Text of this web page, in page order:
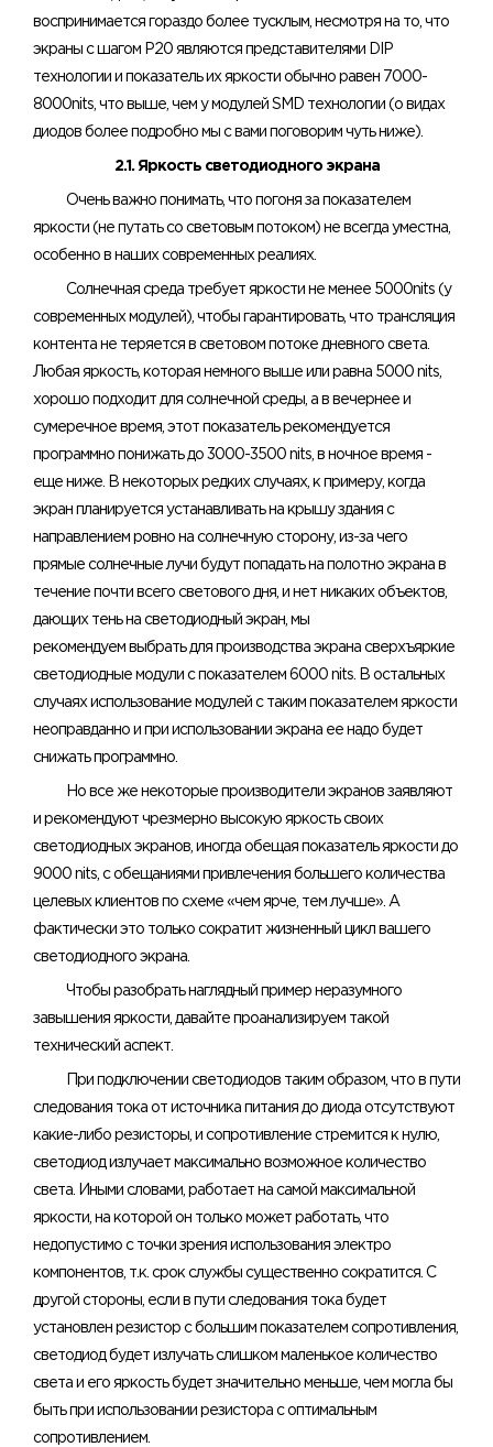
воспринимается гораздо более тусклым, несмотря на то, что
экраны с шагом Р20 являются представителями DIP
технологии и показатель их яркости обычно равен 7000-
8000nits, что выше, чем у модулей SMD технологии (о видах
диодов более подробно мы с вами поговорим чуть ниже).
2.1. Яркость светодиодного экрана
Очень важно понимать, что погоня за показателем
яркости (не путать со световым потоком) не всегда уместна,
особенно в наших современных реалиях.
Солнечная среда требует яркости не менее 5000nits (у
современных модулей), чтобы гарантировать, что трансляция
контента не теряется в световом потоке дневного света.
Любая яркость, которая немного выше или равна 5000 nits,
хорошо подходит для солнечной среды, а в вечернее и
сумеречное время, этот показатель рекомендуется
программно понижать до 3000-3500 nits, в ночное время -
еще ниже. В некоторых редких случаях, к примеру, когда
экран планируется устанавливать на крышу здания с
направлением ровно на солнечную сторону, из-за чего
прямые солнечные лучи будут попадать на полотно экрана в
течение почти всего светового дня, и нет никаких объектов,
дающих тень на светодиодный экран, мы
рекомендуем выбрать для производства экрана сверхъяркие
светодиодные модули с показателем 6000 nits. В остальных
случаях использование модулей с таким показателем яркости
неоправданно и при использовании экрана ее надо будет
снижать программно.
Но все же некоторые производители экранов заявляют
и рекомендуют чрезмерно высокую яркость своих
светодиодных экранов, иногда обещая показатель яркости до
9000 nits, с обещаниями привлечения большего количества
целевых клиентов по схеме «чем ярче, тем лучше». А
фактически это только сократит жизненный цикл вашего
светодиодного экрана.
Чтобы разобрать наглядный пример неразумного
завышения яркости, давайте проанализируем такой
технический аспект.
При подключении светодиодов таким образом, что в пути
следования тока от источника питания до диода отсутствуют
какие-либо резисторы, и сопротивление стремится к нулю,
светодиод излучает максимально возможное количество
света. Иными словами, работает на самой максимальной
яркости, на которой он только может работать, что
недопустимо с точки зрения использования электро
компонентов, т.к. срок службы существенно сократится. С
другой стороны, если в пути следования тока будет
установлен резистор с большим показателем сопротивления,
светодиод будет излучать слишком маленькое количество
света и его яркость будет значительно меньше, чем могла бы
быть при использовании резистора с оптимальным
сопротивлением.